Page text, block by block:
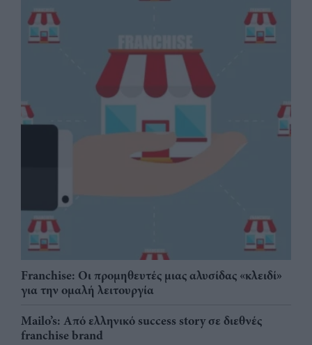
Franchise: Οι προμηθευτές μιας αλυσίδας «κλειδί»
για την ομαλή λειτουργία
Mailo’s: Από ελληνικό success story σε διεθνές
franchise brand